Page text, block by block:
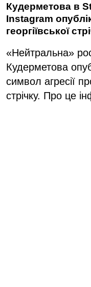
Кудерметова в
Instagram
георгіївської
«Нейтральна»
Кудерметова
символ агресії
стрічку. Про це